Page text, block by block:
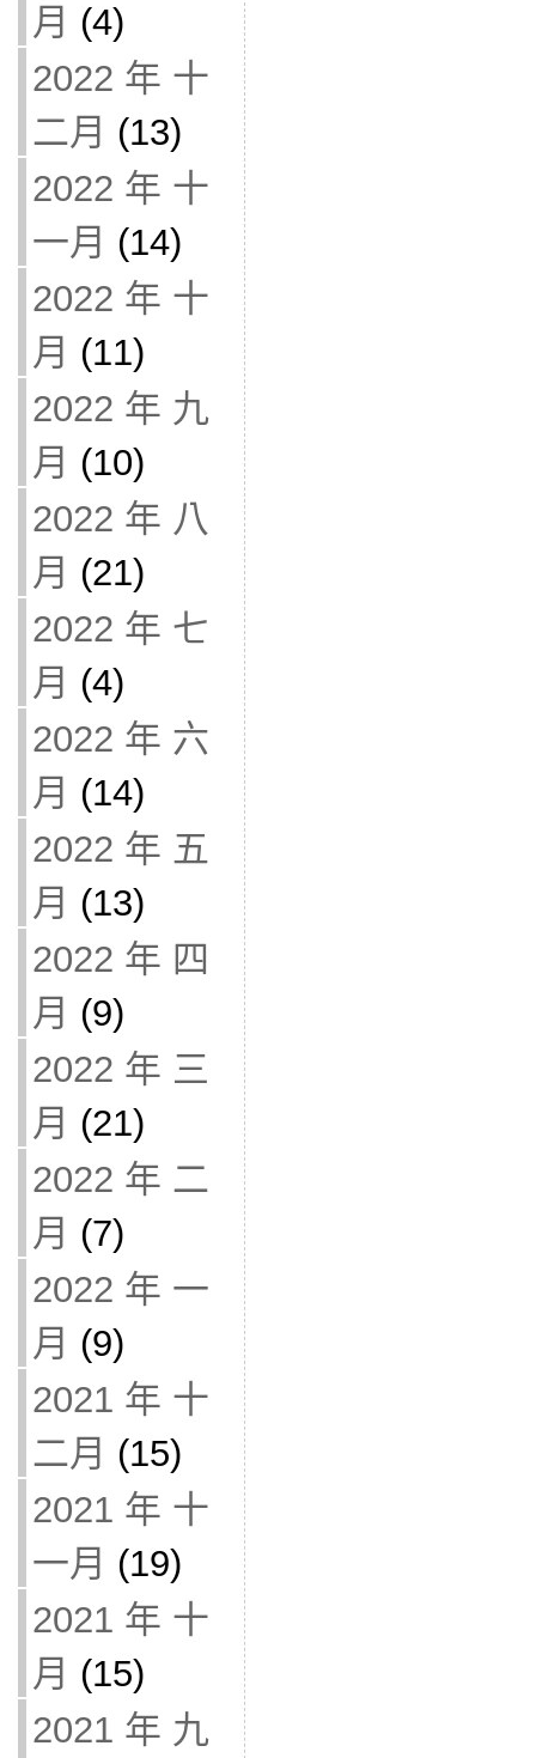
月 (4)
2022 年 十
二月 (13)
2022 年 十
一月 (14)
2022 年 十
月 (11)
2022 年 九
月 (10)
2022 年 八
月 (21)
2022 年 七
月 (4)
2022 年 六
月 (14)
2022 年 五
月 (13)
2022 年 四
月 (9)
2022 年 三
月 (21)
2022 年 二
月 (7)
2022 年 一
月 (9)
2021 年 十
二月 (15)
2021 年 十
一月 (19)
2021 年 十
月 (15)
2021 年 九